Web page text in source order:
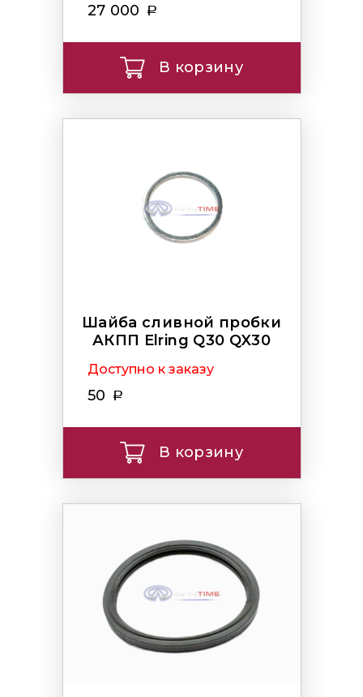
27 000
В корзину
Шайба сливной пробки
АКПП Elring Q30 QX30
Доступно к заказу
50
В корзину